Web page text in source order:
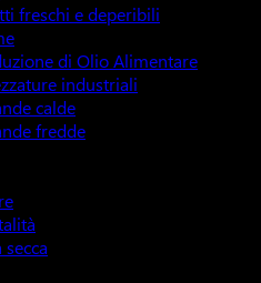
freschi e deperibili
di Olio Alimentare
industriali
calde
fredde